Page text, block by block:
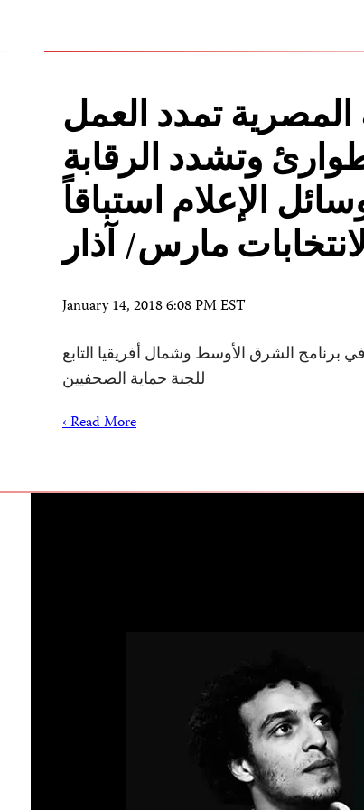
تمدد العمل
وتشدد الرقابة
الإعلام استباقاً
مارس/ آذار
January 14, 2018 6:08 PM EST
برنامج الشرق الأوسط وشمال أفريقيا التابع
للجنة حماية الصحفيين
Read More ›